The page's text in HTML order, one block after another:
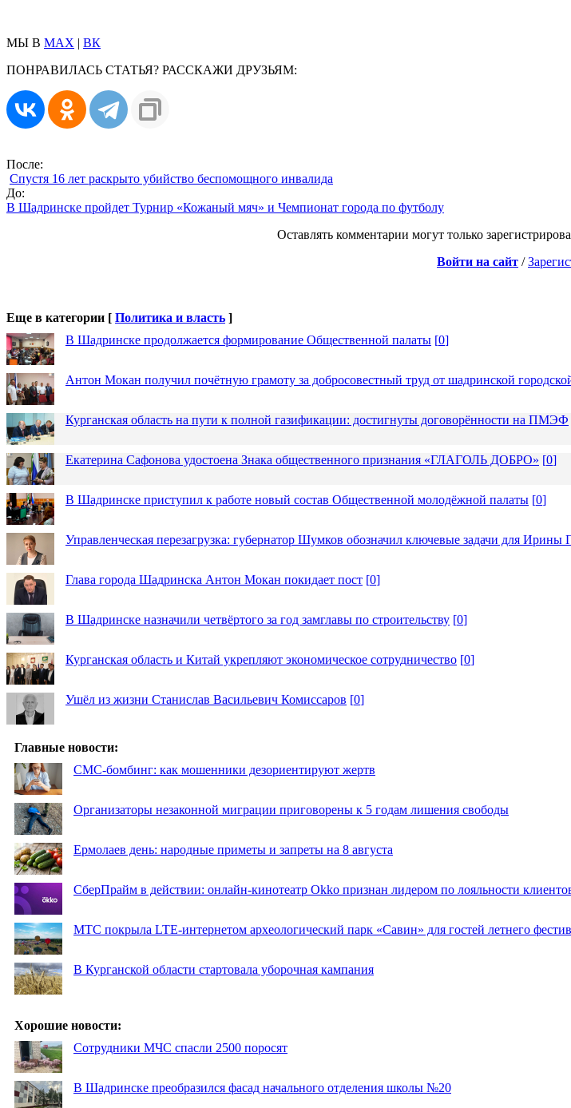
МЫ В MAX | ВК
ПОНРАВИЛАСЬ СТАТЬЯ? РАССКАЖИ ДРУЗЬЯМ:
После:
Спустя 16 лет раскрыто убийство беспомощного инвалида
До:
В Шадринске пройдет Турнир «Кожаный мяч» и Чемпионат города по футболу
Оставлять комментарии могут только
Войти на сайт /
Еще в категории [ Политика и власть ]
В Шадринске продолжается формирование Общественной палаты [0]
Антон Мокан получил почётную грамоту за добросовестный труд от шадринской
Курганская область на пути к полной газификации: достигнуты договорённости на ПМЭФ
Екатерина Сафонова удостоена Знака общественного признания «ГЛАГОЛЬ ДОБРО» [0]
В Шадринске приступил к работе новый состав Общественной молодёжной палаты [0]
Управленческая перезагрузка: губернатор Шумков обозначил ключевые задачи для Ирины
Глава города Шадринска Антон Мокан покидает пост [0]
В Шадринске назначили четвёртого за год замглавы по строительству [0]
Курганская область и Китай укрепляют экономическое сотрудничество [0]
Ушёл из жизни Станислав Васильевич Комиссаров [0]
Главные новости:
СМС-бомбинг: как мошенники дезориентируют жертв
Организаторы незаконной миграции приговорены к 5 годам лишения свободы
Ермолаев день: народные приметы и запреты на 8 августа
СберПрайм в действии: онлайн-кинотеатр Okko признан лидером по лояльности
МТС покрыла LTE-интернетом археологический парк «Савин» для гостей летнего
В Курганской области стартовала уборочная кампания
Хорошие новости:
Сотрудники МЧС спасли 2500 поросят
В Шадринске преобразился фасад начального отделения школы №20